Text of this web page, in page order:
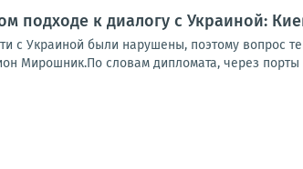
подходе к диалогу с Украиной:
с Украиной были нарушены, поэтому вопрос
Мирошник.По словам дипломата, через порты